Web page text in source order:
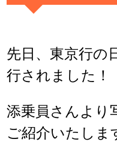
先日、東京行の
行されました！
添乗員さんより
ご紹介いたしま